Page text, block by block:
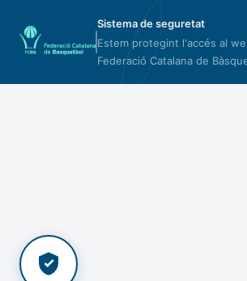
Sistema de seguretat
Estem protegint l'accés al
Federació Catalana de